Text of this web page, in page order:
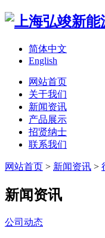
简体中文
English
网站首页
关于我们
新闻资讯
产品展示
招贤纳士
联系我们
网站首页 > 新闻资讯 >
新闻资讯
公司动态